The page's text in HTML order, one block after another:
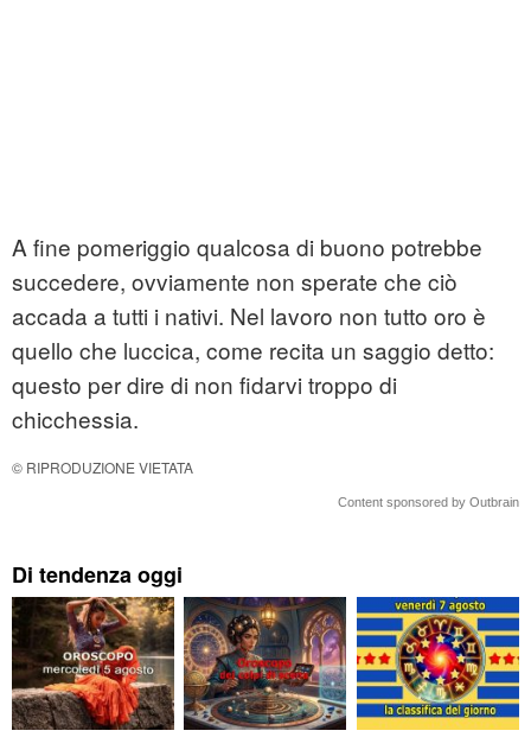
A fine pomeriggio qualcosa di buono potrebbe
succedere, ovviamente non sperate che ciò
accada a tutti i nativi. Nel lavoro non tutto oro è
quello che luccica, come recita un saggio detto:
questo per dire di non fidarvi troppo di
chicchessia.
© RIPRODUZIONE VIETATA
Content sponsored by Outbrain
Di tendenza oggi